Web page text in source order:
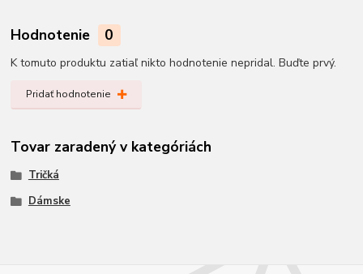
Hodnotenie 0
K tomuto produktu zatiaľ nikto hodnotenie nepridal. Buďte prvý.
Pridať hodnotenie
Tovar zaradený v kategóriách
Tričká
Dámske